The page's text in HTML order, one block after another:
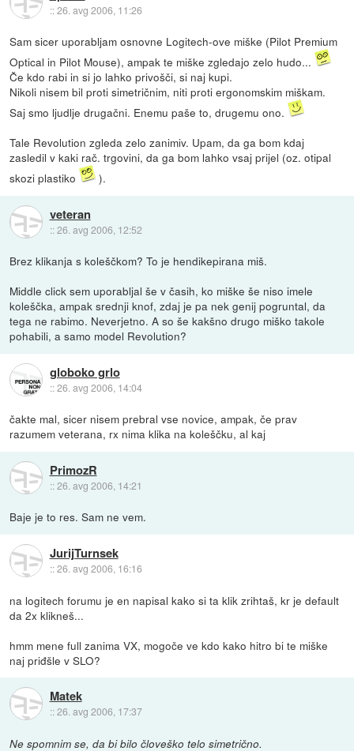
::26. avg 2006, 11:26
Sam sicer uporabljam osnovne Logitech-ove miške (Pilot Premium
Optical in Pilot Mouse), ampak te miške zgledajo zelo hudo...
Če kdo rabi in si jo lahko privošči, si naj kupi.
Nikoli nisem bil proti simetričnim, niti proti ergonomskim miškam.
Saj smo ljudlje drugačni. Enemu paše to, drugemu ono.
Tale Revolution zgleda zelo zanimiv. Upam, da ga bom kdaj
zasledil v kaki rač. trgovini, da ga bom lahko vsaj prijel (oz. otipal
skozi plastiko
).
veteran
::26. avg 2006, 12:52
Brez klikanja s koleščkom? To je hendikepirana miš.
Middle click sem uporabljal še v časih, ko miške še niso imele
koleščka, ampak srednji knof, zdaj je pa nek genij pogruntal, da
tega ne rabimo. Neverjetno. A so še kakšno drugo miško takole
pohabili, a samo model Revolution?
globoko grlo
::26. avg 2006, 14:04
čakte mal, sicer nisem prebral vse novice, ampak, če prav
razumem veterana, rx nima klika na koleščku, al kaj
PrimozR
::26. avg 2006, 14:21
Baje je to res. Sam ne vem.
JurijTurnsek
::26. avg 2006, 16:16
na logitech forumu je en napisal kako si ta klik zrihtaš, kr je default
da 2x klikneš...
hmm mene full zanima VX, mogoče ve kdo kako hitro bi te miške
naj priđšle v SLO?
Matek
::26. avg 2006, 17:37
Ne spomnim se, da bi bilo človeško telo simetrično.